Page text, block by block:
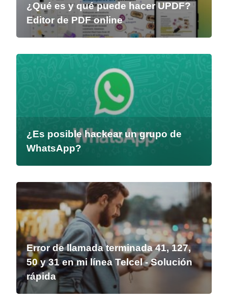
¿Qué es y qué puede hacer UPDF?
Editor de PDF online
¿Es posible hackear un grupo de
WhatsApp?
Error de llamada terminada 41, 127,
50 y 31 en mi línea Telcel - Solución
rápida